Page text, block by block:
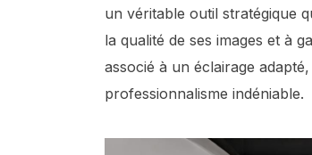
un véritable outil stratégique
la qualité de ses images et à
associé à un éclairage
professionnalisme indéniable.